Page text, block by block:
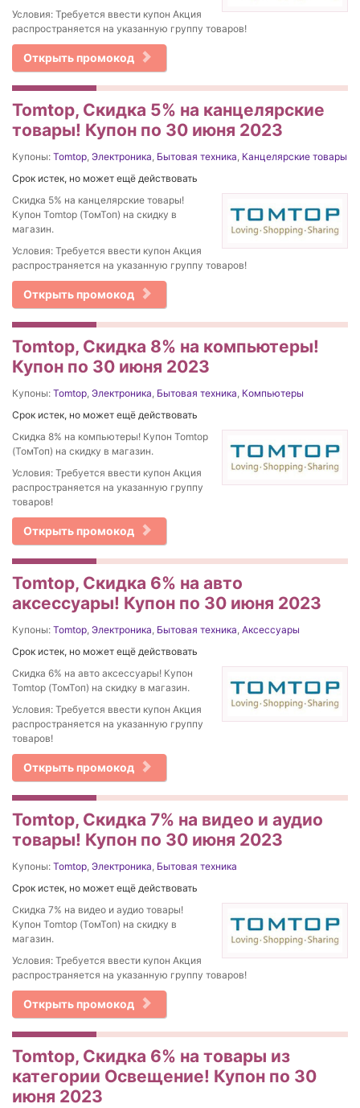
Условия: Требуется ввести купон Акция
распространяется на указанную группу товаров!
Открыть промокод
Tomtop, Скидка 5% на канцелярские
товары! Купон по 30 июня 2023
Купоны: Tomtop, Электроника, Бытовая техника, Канцелярские товары
Срок истек, но может ещё действовать
Скидка 5% на канцелярские товары!
Купон Tomtop (ТомТоп) на скидку в
магазин.
Условия: Требуется ввести купон Акция
распространяется на указанную группу товаров!
Открыть промокод
Tomtop, Скидка 8% на компьютеры!
Купон по 30 июня 2023
Купоны: Tomtop, Электроника, Бытовая техника, Компьютеры
Срок истек, но может ещё действовать
Скидка 8% на компьютеры! Купон Tomtop
(ТомТоп) на скидку в магазин.
Условия: Требуется ввести купон Акция
распространяется на указанную группу
товаров!
Открыть промокод
Tomtop, Скидка 6% на авто
аксессуары! Купон по 30 июня 2023
Купоны: Tomtop, Электроника, Бытовая техника, Аксессуары
Срок истек, но может ещё действовать
Скидка 6% на авто аксессуары! Купон
Tomtop (ТомТоп) на скидку в магазин.
Условия: Требуется ввести купон Акция
распространяется на указанную группу
товаров!
Открыть промокод
Tomtop, Скидка 7% на видео и аудио
товары! Купон по 30 июня 2023
Купоны: Tomtop, Электроника, Бытовая техника
Срок истек, но может ещё действовать
Скидка 7% на видео и аудио товары!
Купон Tomtop (ТомТоп) на скидку в
магазин.
Условия: Требуется ввести купон Акция
распространяется на указанную группу товаров!
Открыть промокод
Tomtop, Скидка 6% на товары из
категории Освещение! Купон по 30
июня 2023